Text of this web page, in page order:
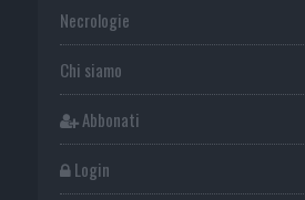
Necrologie
Chi siamo
Abbonati
Login